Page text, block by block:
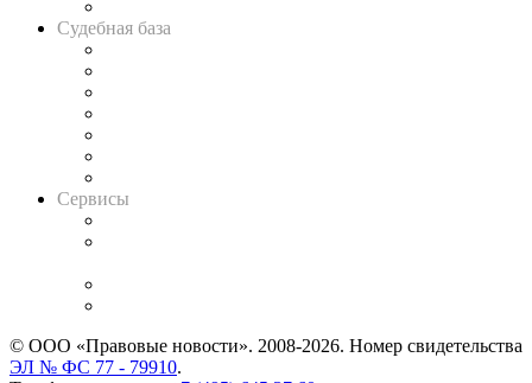
Судебная база
Сервисы
© ООО «Правовые новости». 2008-2026. Номер свидетельства
ЭЛ № ФС 77 - 79910.